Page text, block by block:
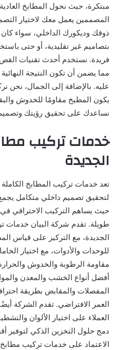
مبتكرة، حيث نحول المطابخ
المصممين يعمل معك لاختيار
ذوقك وديكورك الداخلي، سواء كان
بتصاميم غير تقليدية، أو حتى
فريدة. نستخدم أحدث تقنيات القص
مما يضمن أن تكون النتيجة
عليه. بالإضافة إلى الجمال،
يكون المطبخ مقاومًا للخدوش
نساعدك على تحقيق رؤيتك
خدمات تركيب
الجديدة
تعد خدمات تركيب المطابخ
لتحقيق تصميم داخلي متكامل يجمع
حيث يساهم التركيب الاحترافي
طويلة. تقدم شركة البيان خدمات
الجديدة، مع التركيز على قياس
للوحدات والأدوات، مع اختيار
مقاومة الرطوبة والخدوش
أفضل أنواع الخشب والمعدن
المفصلات والمقابض بطريقة
العمر الافتراضي. تقدم الشركة
العملاء على اختيار الألوان
دمج حلول التخزين الذكي لتوفير
الاعتماد على خدمات تركيب